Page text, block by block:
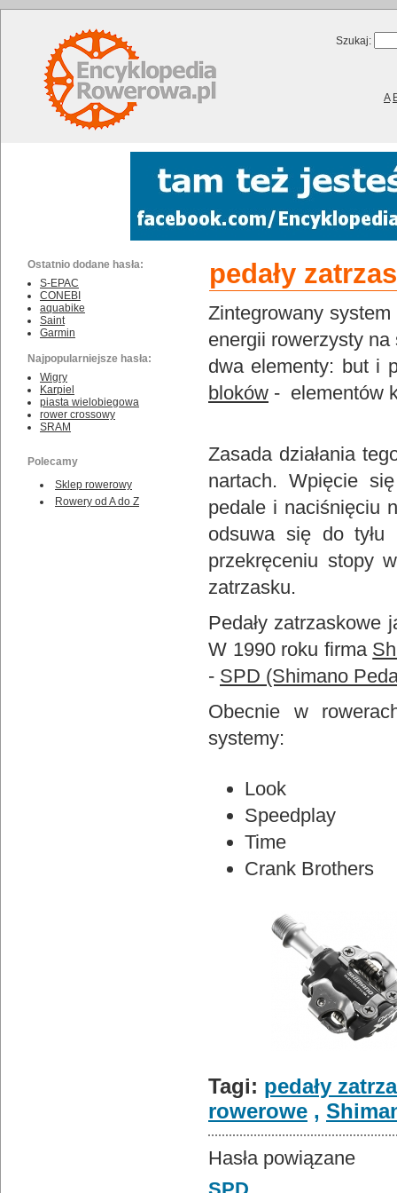
Szukaj:
A
Ostatnio dodane hasła:
S-EPAC
CONEBI
aquabike
Saint
Garmin
Najpopularniejsze hasła:
Wigry
Karpiel
piasta wielobiegowa
rower crossowy
SRAM
Polecamy
Sklep rowerowy
Rowery od A do Z
pedały
Zintegrowany system
energii rowerzysty na
dwa elementy: but i
bloków - elementów
Zasada działania
nartach. Wpięcie
pedale i naciśnięciu
odsuwa się do tyłu
przekręceniu stopy
zatrzasku.
Pedały zatrzaskowe
W 1990 roku firma
- SPD (Shimano
Obecnie w
systemy:
Look
Speedplay
Time
Crank Brothers
Tagi: pedały
rowerowe ,
Hasła powiązane